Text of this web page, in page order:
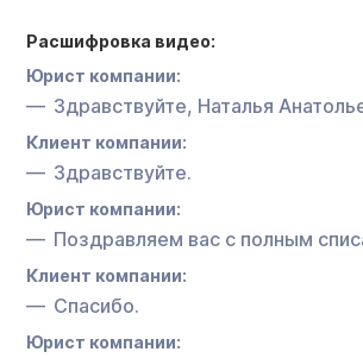
Расшифровка видео:
Юрист компании:
Здравствуйте, Наталья
Клиент компании:
Здравствуйте.
Юрист компании:
Поздравляем вас с полным
Клиент компании:
Спасибо.
Юрист компании: